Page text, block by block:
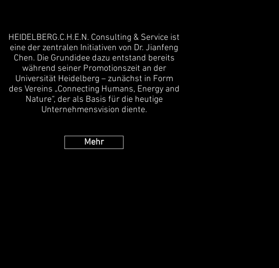
HEIDELBERG.C.H.E.N. Consulting & Service ist
eine der zentralen Initiativen von Dr. Jianfeng
Chen. Die Grundidee dazu entstand bereits
während seiner Promotionszeit an der
Universität Heidelberg – zunächst in Form
des Vereins „Connecting Humans, Energy and
Nature“, der als Basis für die heutige
Unternehmensvision diente.
Mehr